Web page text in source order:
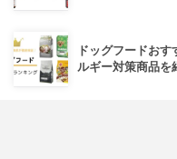
ドッグフードお
ルギー対策商品を